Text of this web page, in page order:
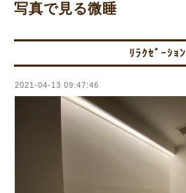
写真で見る微睡
ﾘﾗｸｾﾞｰｼｮﾝ
2021-04-13 09:47:46